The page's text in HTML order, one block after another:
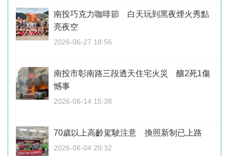
南投巧克力咖啡節 白天玩到黑夜煙火秀點
亮夜空
2026-06-27 18:56
南投市彰南路三段透天住宅火災 釀2死1傷
憾事
2026-06-14 15:38
70歲以上高齡駕駛注意 換照新制已上路
2026-06-04 20:32